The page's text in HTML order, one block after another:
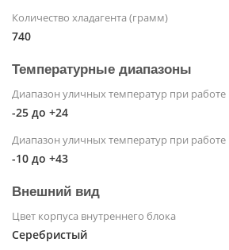
Количество хладагента (грамм)
740
Температурные диапазоны
Диапазон уличных температур при работе
-25 до +24
Диапазон уличных температур при работе
-10 до +43
Внешний вид
Цвет корпуса внутреннего блока
Серебристый